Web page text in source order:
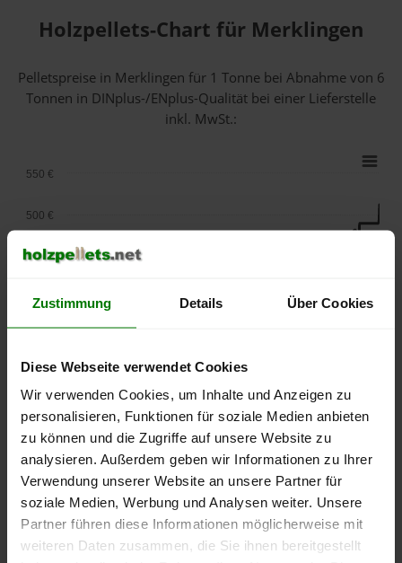
Zustimmung Details Über Cookies
Diese Webseite verwendet Cookies
Wir verwenden Cookies, um Inhalte und Anzeigen zu
personalisieren, Funktionen für soziale Medien anbieten
zu können und die Zugriffe auf unsere Website zu
analysieren. Außerdem geben wir Informationen zu Ihrer
Verwendung unserer Website an unsere Partner für
soziale Medien, Werbung und Analysen weiter. Unsere
Partner führen diese Informationen möglicherweise mit
weiteren Daten zusammen, die Sie ihnen bereitgestellt
Holzpellets-Chart für Merklingen
Pelletspreise in Merklingen für 1 Tonne bei Abnahmevon 6
Tonnen in DINplus-/ENplus-Qualität bei einer Lieferstelle
inkl. MwSt.:
lose Ware Sackware
September
Januar
Mai
250 €
400 €
450 €
500 €
550 €
Die aktuelle Preisentwicklung für Holzpellets in Deutschland
können Sie jederzeit auf unsererPelletspreise-Seite
nachvollziehen.